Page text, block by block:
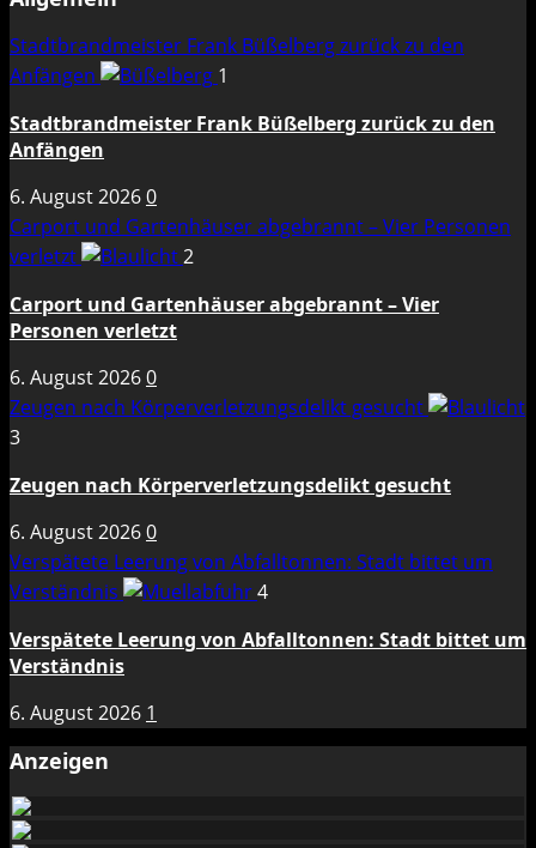
Stadtbrandmeister Frank Büßelberg zurück zu den
Anfängen
1
Stadtbrandmeister Frank Büßelberg zurück zu den
Anfängen
6. August 20260
Carport und Gartenhäuser abgebrannt – Vier Personen
verletzt
2
Carport und Gartenhäuser abgebrannt – Vier
Personen verletzt
6. August 20260
Zeugen nach Körperverletzungsdelikt gesucht
3
Zeugen nach Körperverletzungsdelikt gesucht
6. August 20260
Verspätete Leerung von Abfalltonnen: Stadt bittet um
Verständnis
4
Verspätete Leerung von Abfalltonnen: Stadt bittet um
Verständnis
6. August 2026 1
Anzeigen